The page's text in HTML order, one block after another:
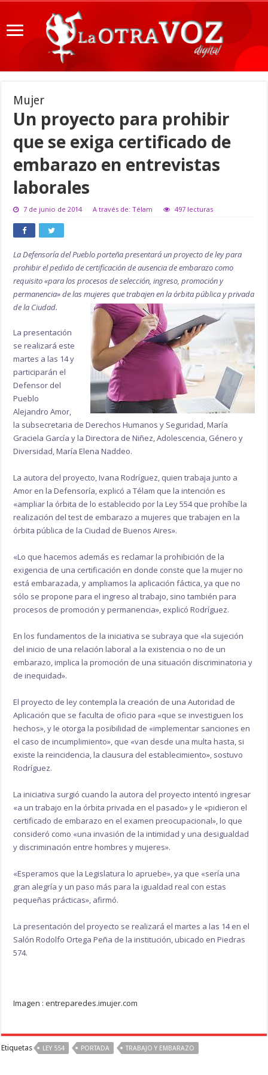
Mujer
Un proyecto para prohibir
que se exiga certificado de
embarazo en entrevistas
laborales
7 de junio de 2014 A través de: Télam 497 lecturas
La Defensoría del Pueblo porteña presentará un proyecto de ley para
prohibir el pedido de certificación de ausencia de embarazo como
requisito «para los procesos de selección, ingreso, promoción y
permanencia» de las mujeres que trabajen en la órbita pública y privada
de la Ciudad.
La presentación
se realizará este
martes a las 14 y
participarán el
Defensor del
Pueblo
Alejandro Amor,
la subsecretaria de Derechos Humanos y Seguridad, María
Graciela García y la Directora de Niñez, Adolescencia, Género y
Diversidad, María Elena Naddeo.
La autora del proyecto, Ivana Rodríguez, quien trabaja junto a
Amor en la Defensoría, explicó a Télam que la intención es
«ampliar la órbita de lo establecido por la Ley 554 que prohíbe la
realización del test de embarazo a mujeres que trabajen en la
órbita pública de la Ciudad de Buenos Aires».
«Lo que hacemos además es reclamar la prohibición de la
exigencia de una certificación en donde conste que la mujer no
está embarazada, y ampliamos la aplicación fáctica, ya que no
sólo se propone para el ingreso al trabajo, sino también para
procesos de promoción y permanencia», explicó Rodríguez.
En los fundamentos de la iniciativa se subraya que «la sujeción
del inicio de una relación laboral a la existencia o no de un
embarazo, implica la promoción de una situación discriminatoria y
de inequidad».
El proyecto de ley contempla la creación de una Autoridad de
Aplicación que se faculta de oficio para «que se investiguen los
hechos», y le otorga la posibilidad de «implementar sanciones en
el caso de incumplimiento», que «van desde una multa hasta, si
existe la reincidencia, la clausura del establecimiento», sostuvo
Rodríguez.
La iniciativa surgió cuando la autora del proyecto intentó ingresar
«a un trabajo en la órbita privada en el pasado» y le «pidieron el
certificado de embarazo en el examen preocupacional», lo que
consideró como «una invasión de la intimidad y una desigualdad
y discriminación entre hombres y mujeres».
«Esperamos que la Legislatura lo apruebe», ya que «sería una
gran alegría y un paso más para la igualdad real con estas
pequeñas prácticas», afirmó.
La presentación del proyecto se realizará el martes a las 14 en el
Salón Rodolfo Ortega Peña de la institución, ubicado en Piedras
574.
Imagen : entreparedes.imujer.com
Etiquetas LEY 554 PORTADA TRABAJO Y EMBARAZO